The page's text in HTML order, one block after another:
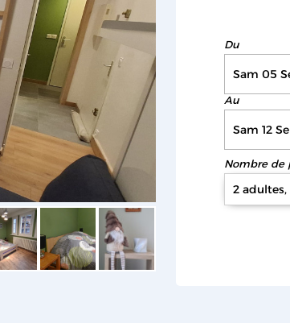
Du
Au
Nombre de
2